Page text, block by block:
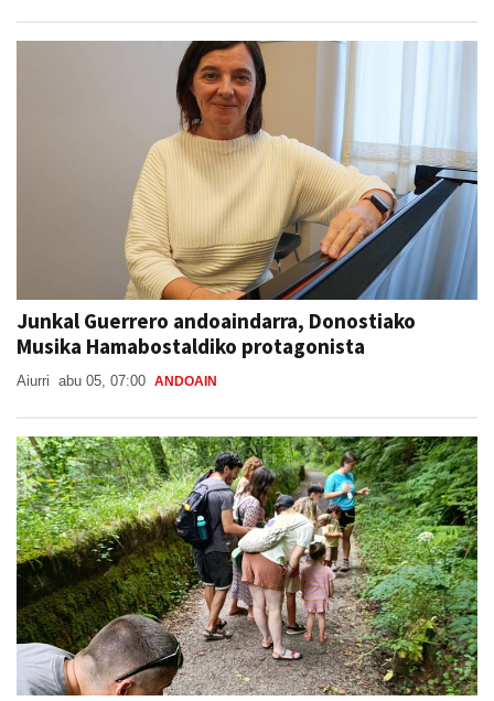
Junkal Guerrero andoaindarra, Donostiako
Musika Hamabostaldiko protagonista
Aiurri abu 05, 07:00 ANDOAIN